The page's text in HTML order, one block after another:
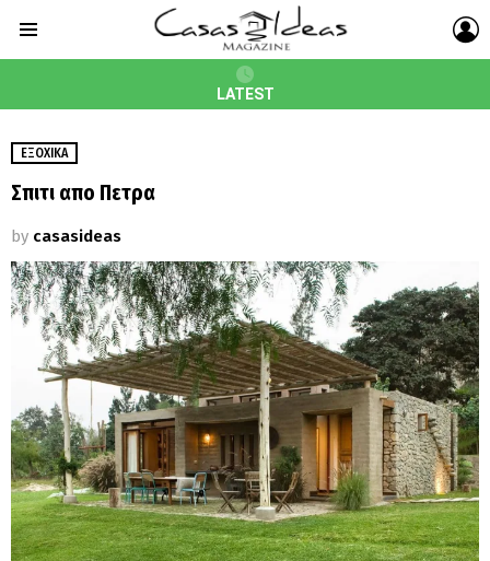
LATEST
ΕΞΟΧΙΚΆ
Σπιτι απο Πετρα
by casasideas